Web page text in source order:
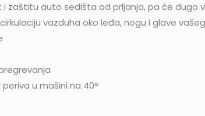
zaštitu auto sedišta od prljanja, pa će dugo
vazduha oko leđa, nogu I glave
periva u mašini na 40°